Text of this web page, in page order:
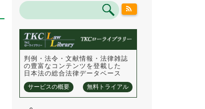
判例・法令・文献情報・法律雑誌
の豊富なコンテンツを登載した
日本法の総合法律データベース
サービスの概要 無料トライアル